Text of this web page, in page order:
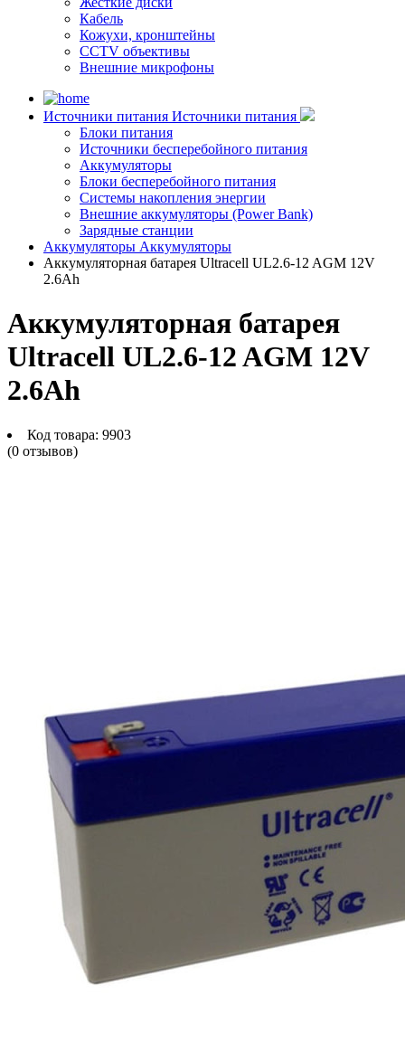
Кабель
Кожухи, кронштейны
CCTV объективы
Внешние микрофоны
Источники питания Источники питания
Блоки питания
Источники бесперебойного питания
Аккумуляторы
Блоки бесперебойного питания
Системы накопления энергии
Внешние аккумуляторы (Power Bank)
Зарядные станции
Аккумуляторы Аккумуляторы
Аккумуляторная батарея Ultracell UL2.6-12 AGM 12V
2.6Ah
Аккумуляторная батарея
Ultracell UL2.6-12 AGM 12V
2.6Ah
Код товара: 9903
(0 отзывов)